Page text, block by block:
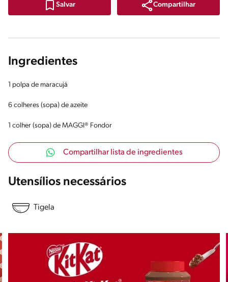
Salvar Compartilhar
Ingredientes
1 polpa de maracujá
6 colheres (sopa) de azeite
1 colher (sopa) de MAGGI® Fondor
Compartilhar lista de ingredientes
Utensílios necessários
Tigela